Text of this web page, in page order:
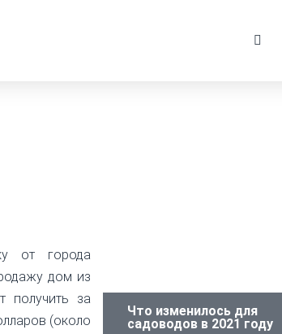
от города
дом из
получить за
(около
Что изменилось для
садоводов в 2021 году